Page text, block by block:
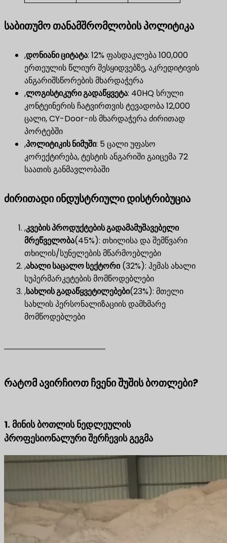
საბითუმო თანამშრომლობის პოლიტიკა
,დონიანი ციტატა​: 12% ფასდაკლება 100,000
ერთეულის წლიურ შესყიდვებზე, აკრედიტივის
ანგარიშსწორების მხარდაჭერა
,ლოგისტიკური გადაწყვეტა​: 40HQ სრული
კონტეინერის ჩატვირთვის ტევადობა 12,000
ცალი, CY-Door-ის მხარდაჭერა ძირითად
პორტებში
,პოლიტიკის ნიმუში​: 5 ცალი უფასო
კორექტირება, ტესტის ანგარიში გაიცემა 72
საათის განმავლობაში
ძირითადი ინდუსტრიული დისტრიბუცია
,კვების პროდუქტების გადამამუშავებელი
მრეწველობა(45%): თხილისა და შემწვარი
თხილის/სუნელების მწარმოებლები
,ახალი საცალო სექტორი​ (32%): ჰემას ახალი
სუპერმარკეტების მომწოდებლები
,სახლის გადაწყვეტილებები(23%): მთელი
სახლის პერსონალიზაციის დამხმარე
მომწოდებლები
რატომ ავირჩიოთ ჩვენი შუშის ბოთლები?
1. მინის ბოთლის ნედლეულის
პროფესიონალური შერჩევის გეგმა